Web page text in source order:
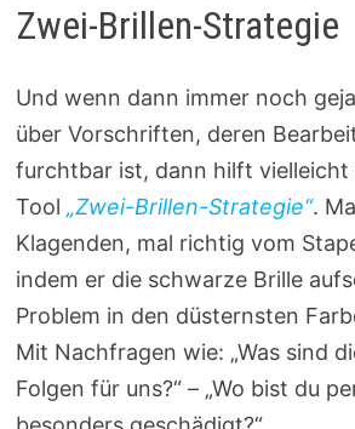
Zwei-Brillen-Strategie
Und wenn dann immer noch
über Vorschriften, deren
furchtbar ist, dann hilft vielleicht
Tool„Zwei-Brillen-Strategie“.
Klagenden, mal richtig vom
indem er die schwarze Brille
Problem in den düsternsten
Mit Nachfragen wie: „Was sind
Folgen für uns?“ – „Wo bist du